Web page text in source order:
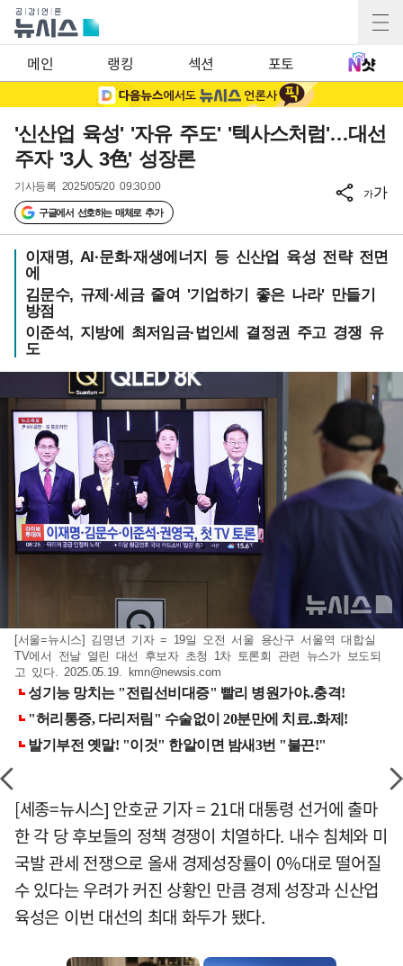
메인 랭킹 섹션 포토
'신산업 육성' '자유 주도' '텍사스처럼'…대선
주자 '3人 3色' 성장론
기사등록 2025/05/20 09:30:00
구글에서 선호하는 매체로 추가
가가
이재명, AI·문화·재생에너지 등 신산업 육성 전략 전면
에
김문수, 규제·세금 줄여 '기업하기 좋은 나라' 만들기
방점
이준석, 지방에 최저임금·법인세 결정권 주고 경쟁 유
도
[서울=뉴시스] 김명년 기자 = 19일 오전 서울 용산구 서울역 대합실
TV에서 전날 열린 대선 후보자 초청 1차 토론회 관련 뉴스가 보도되
고 있다. 2025.05.19.
kmn@newsis.com
[세종=뉴시스] 안호균 기자 = 21대 대통령 선거에 출마
한 각 당 후보들의 정책 경쟁이 치열하다. 내수 침체와 미
국발 관세 전쟁으로 올새 경제성장률이 0%대로 떨어질
수 있다는 우려가 커진 상황인 만큼 경제 성장과 신산업
육성은 이번 대선의 최대 화두가 됐다.